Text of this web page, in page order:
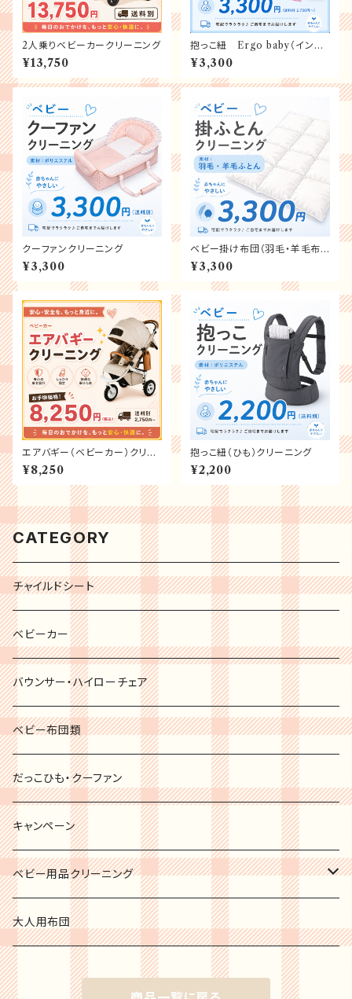
2人乗りベビーカークリーニング
¥13,750
抱っこ紐 Ergo baby（インサ
ートセット）クリーニング
¥3,300
クーファンクリーニング
¥3,300
ベビー掛け布団（羽毛・羊毛布
団）クリーニング
¥3,300
エアバギー（ベビーカー）クリー
ニング
¥8,250
抱っこ紐（ひも）クリーニング
¥2,200
CATEGORY
チャイルドシート
ベビーカー
バウンサー・ハイローチェア
ベビー布団類
だっこひも・クーファン
キャンペーン
ベビー用品クリーニング
チャイルドシート
ジュニアシート
大人用布団